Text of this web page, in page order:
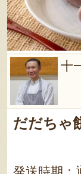
十
だだちゃ